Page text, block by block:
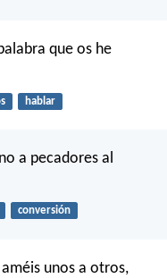
que os he
hablar
a pecadores al
conversión
unos a otros,